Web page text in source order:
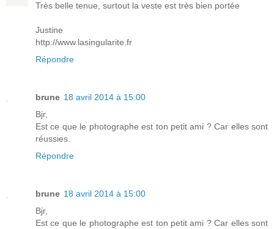
Très belle tenue, surtout la veste est très bien portée
Justine
http://www.lasingularite.fr
Répondre
brune 18 avril 2014 à 15:00
Bjr,
Est ce que le photographe est ton petit ami ? Car elles sont
réussies.
Répondre
brune 18 avril 2014 à 15:00
Bjr,
Est ce que le photographe est ton petit ami ? Car elles sont